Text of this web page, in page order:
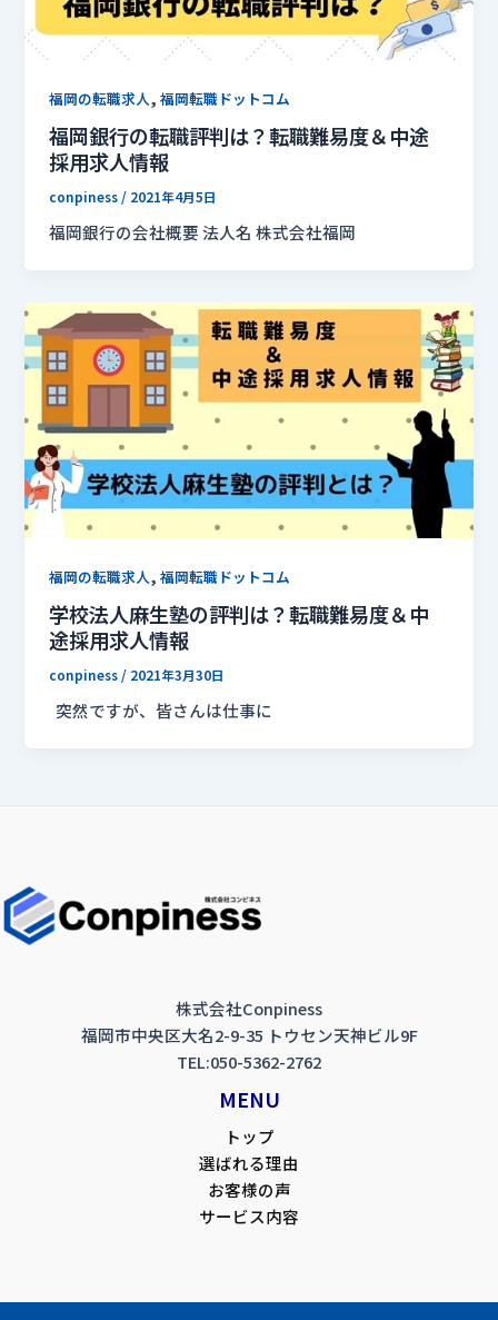
福岡の転職求人,福岡転職ドットコム
福岡銀行の転職評判は？転職難易度＆中途
採用求人情報
conpiness / 2021年4月5日
福岡銀行の会社概要 法人名 株式会社福岡
福岡の転職求人,福岡転職ドットコム
学校法人麻生塾の評判は？転職難易度＆中
途採用求人情報
conpiness / 2021年3月30日
突然ですが、皆さんは仕事に
株式会社Conpiness‬
福岡市中央区大名2-9-35 トウセン天神ビル9F
TEL:050-5362-2762
MENU
トップ
選ばれる理由
お客様の声
サービス内容